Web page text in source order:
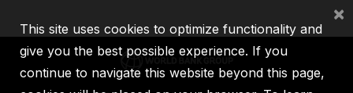
This site uses cookies to optimize functionality and
give you the best possible experience. If you
continue to navigate this website beyond this page,
×